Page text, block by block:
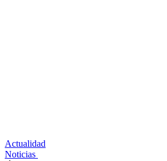
Actualidad
Noticias